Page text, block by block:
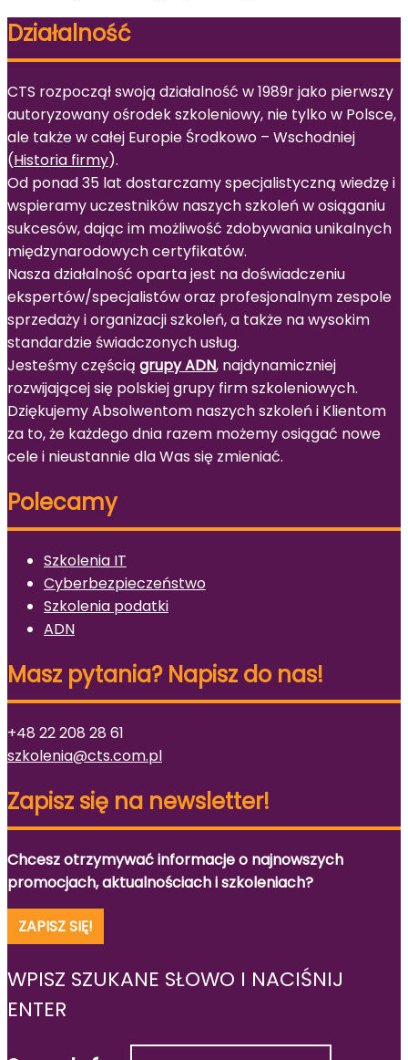
Działalność
CTS rozpoczął swoją działalność w 1989r jako pierwszy
autoryzowany ośrodek szkoleniowy, nie tylko w Polsce,
ale także w całej Europie Środkowo – Wschodniej
(Historia firmy).
Od ponad 35 lat dostarczamy specjalistyczną wiedzę i
wspieramy uczestników naszych szkoleń w osiąganiu
sukcesów, dając im możliwość zdobywania unikalnych
międzynarodowych certyfikatów.
Nasza działalność oparta jest na doświadczeniu
ekspertów/specjalistów oraz profesjonalnym zespole
sprzedaży i organizacji szkoleń, a także na wysokim
standardzie świadczonych usług.
Jesteśmy częścią grupy ADN, najdynamiczniej
rozwijającej się polskiej grupy firm szkoleniowych.
Dziękujemy Absolwentom naszych szkoleń i Klientom
za to, że każdego dnia razem możemy osiągać nowe
cele i nieustannie dla Was się zmieniać.
Polecamy
Szkolenia IT
Cyberbezpieczeństwo
Szkolenia podatki
ADN
Masz pytania? Napisz do nas!
+48 22 208 28 61
szkolenia@cts.com.pl
Zapisz się na newsletter!
Chcesz otrzymywać informacje o najnowszych
promocjach, aktualnościach i szkoleniach?
ZAPISZ SIĘ!
WPISZ SZUKANE SŁOWO I NACIŚNIJ
ENTER